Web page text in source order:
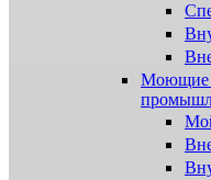
Моющие